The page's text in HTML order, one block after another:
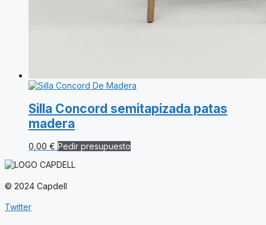
Silla Concord semitapizada patas
madera
0,00 € Pedir presupuesto
© 2024 Capdell
Twitter